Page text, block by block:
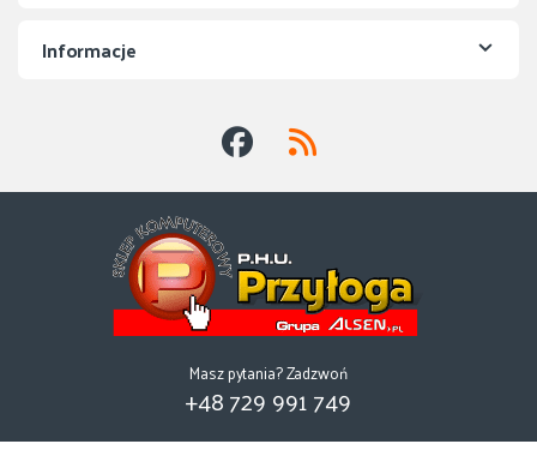
Informacje
Masz pytania? Zadzwoń
+48 729 991 749